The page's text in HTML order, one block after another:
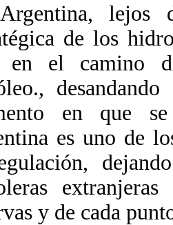
lejos
de los
en el camino
en que
es uno de
y de cada